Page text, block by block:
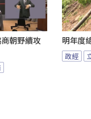
朝野續攻
明年度
政經